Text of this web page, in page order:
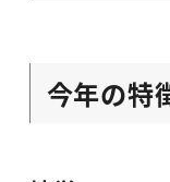
今年の特